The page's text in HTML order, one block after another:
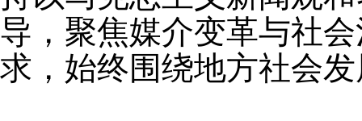
导，聚焦媒介变革与社
求，始终围绕地方社会